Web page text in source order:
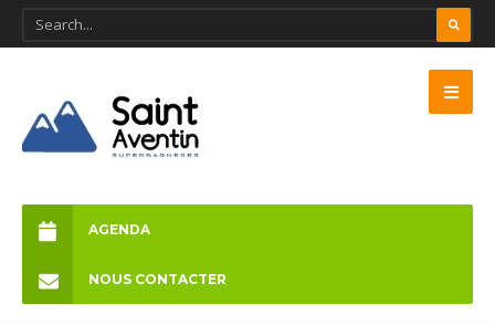
AGENDA
NOUS CONTACTER